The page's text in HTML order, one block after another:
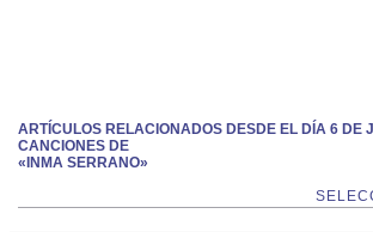
ARTÍCULOS RELACIONADOS DESDE EL DÍA 6 DE
CANCIONES DE
«INMA SERRANO»